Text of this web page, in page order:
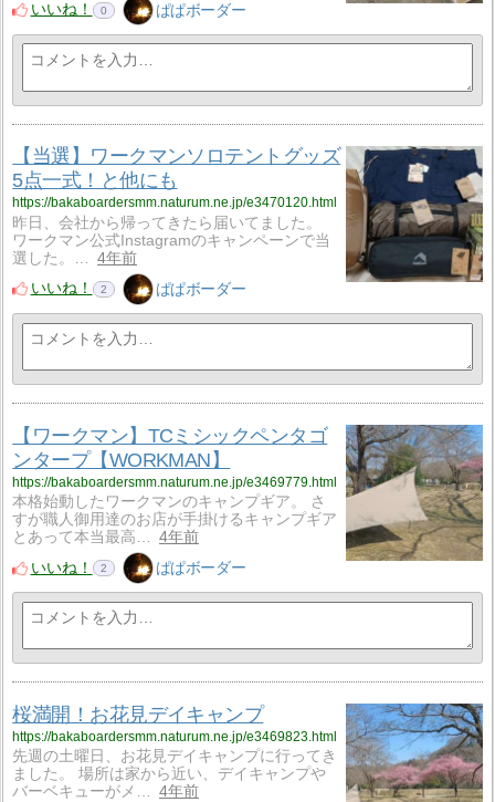
いいね！
0 ぱぱボーダー
【当選】ワークマンソロテントグッズ
5点一式！と他にも
https://bakaboardersmm.naturum.ne.jp/e3470120.html
昨日、会社から帰ってきたら届いてました。
ワークマン公式Instagramのキャンペーンで当
選した。…
4年前
いいね！
2 ぱぱボーダー
【ワークマン】TCミシックペンタゴ
ンタープ【WORKMAN】
https://bakaboardersmm.naturum.ne.jp/e3469779.html
本格始動したワークマンのキャンプギア。 さ
すが職人御用達のお店が手掛けるキャンプギア
とあって本当最高…
4年前
いいね！
2 ぱぱボーダー
桜満開！お花見デイキャンプ
https://bakaboardersmm.naturum.ne.jp/e3469823.html
先週の土曜日、お花見デイキャンプに行ってき
ました。 場所は家から近い、デイキャンプや
バーベキューがメ…
4年前